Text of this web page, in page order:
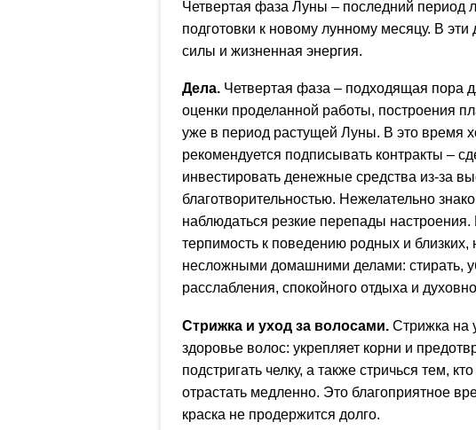
Четвертая фаза Луны – последний период
подготовки к новому лунному месяцу. В
силы и жизненная энергия.
Дела. Четвертая фаза – подходящая пора
оценки проделанной работы, построения
уже в период растущей Луны. В это время
рекомендуется подписывать контракты –
инвестировать денежные средства из-за
благотворительностью. Нежелательно
наблюдаться резкие перепады
терпимость к поведению родных и
несложными домашними делами: стирать,
расслабления, спокойного отдыха и
Стрижка и уход за волосами. Стрижка на
здоровье волос: укрепляет корни и
подстригать челку, а также стричься тем,
отрастать медленно. Это благоприятное
краска не продержится долго.